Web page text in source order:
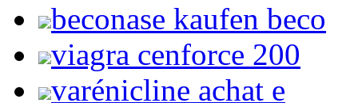
beconase kaufen beco
viagra cenforce 200
varénicline achat e